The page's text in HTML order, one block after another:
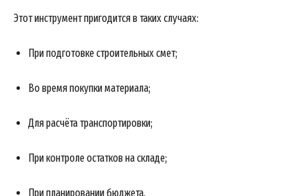
Этот инструмент пригодится в таких случаях:
При подготовке строительных смет;
Во время покупки материала;
Для расчёта транспортировки;
При контроле остатков на складе;
При планировании бюджета.